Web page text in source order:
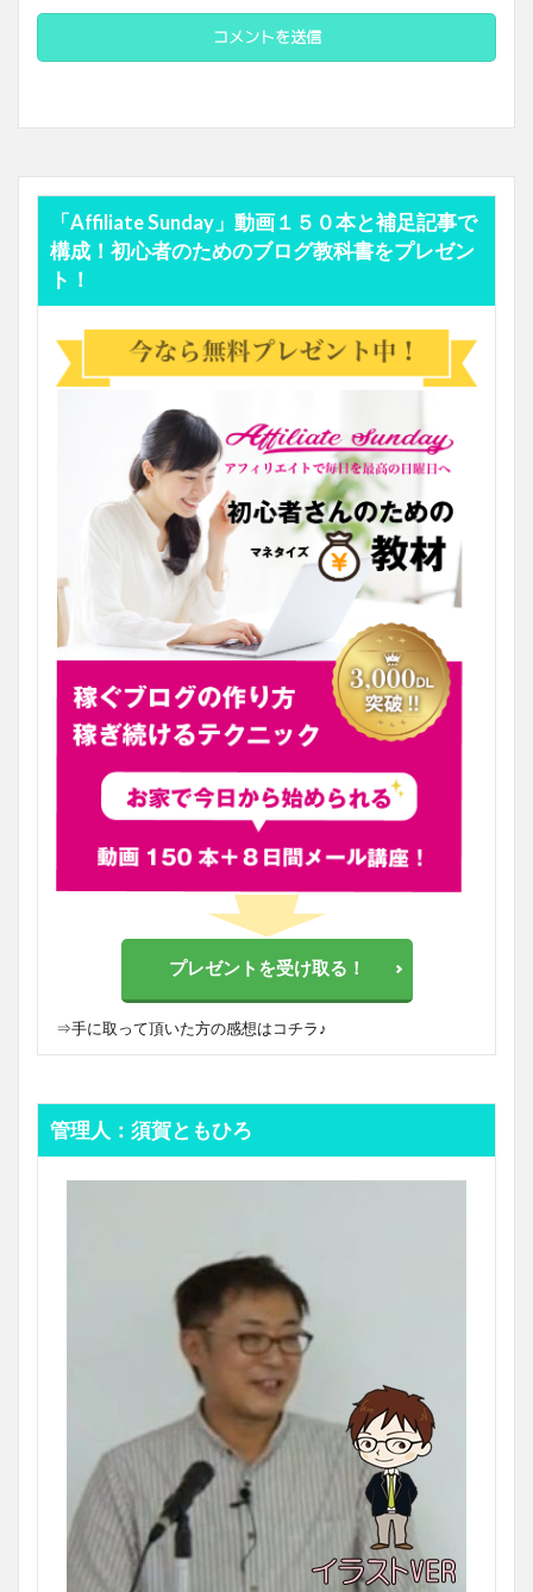
「Affiliate Sunday」動画１５０本と補足記事で
構成！初心者のためのブログ教科書をプレゼン
ト！
プレゼントを受け取る！
⇒手に取って頂いた方の感想はコチラ♪
管理人：須賀ともひろ